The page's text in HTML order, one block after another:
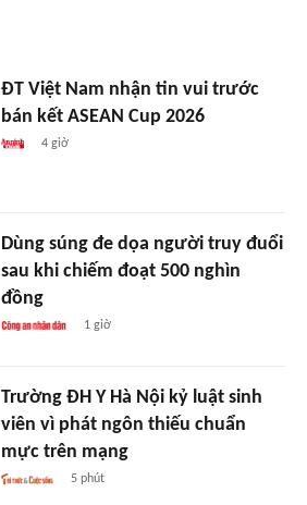
ĐT Việt Nam nhận tin vui trước
bán kết ASEAN Cup 2026
4 giờ
Dùng súng đe dọa người truy đuổi
sau khi chiếm đoạt 500 nghìn
đồng
1 giờ
Trường ĐH Y Hà Nội kỷ luật sinh
viên vì phát ngôn thiếu chuẩn
mực trên mạng
5 phút